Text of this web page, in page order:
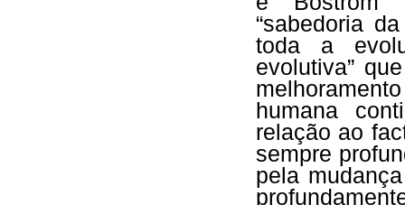
“sabedoria
toda a
evolutiva”
humana
relação ao
sempre
pela